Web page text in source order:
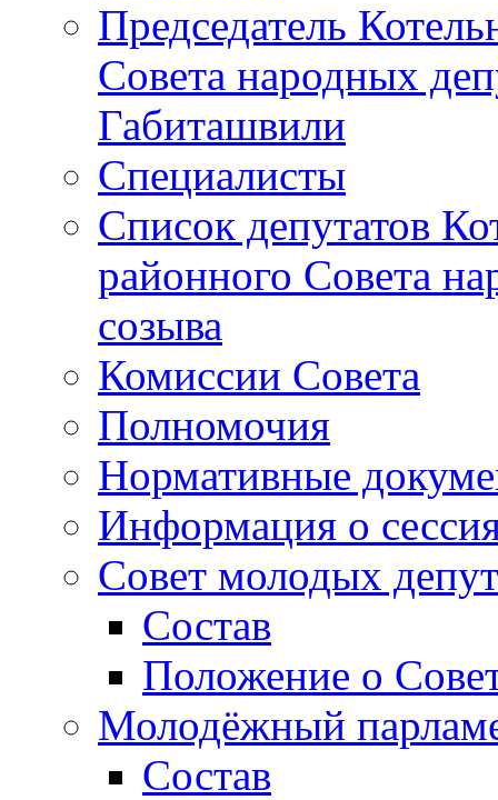
Председатель
Совета народных
Габиташвили
Специалисты
Список депутатов
районного Совета
созыва
Комиссии Совета
Полномочия
Нормативные
Информация о
Совет молодых
Состав
Положение о
Молодёжный
Состав